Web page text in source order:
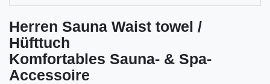
Herren Sauna Waist towel /
Hüfttuch
Komfortables Sauna- & Spa-
Accessoire